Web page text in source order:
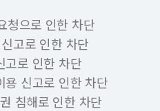
으로 인한 차단
고로 인한 차단
로 인한 차단
신고로 인한 차단
침해로 인한 차단